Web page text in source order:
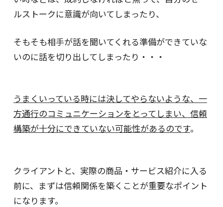
ルストークに意識が向いてしまったり、
そもそも相手が話を聞いてくれる準備ができていな
いのに話を切り出してしまったり・・・
うまくいっている時には決してやらないような、一
方通行のコミュニケーションをとってしまい、信頼
構築が十分にできていない可能性があるのです。
クライアントと、実際の商品・サービス紹介に入る
前に、まずは信頼関係を築くことが重要なポイント
になります。